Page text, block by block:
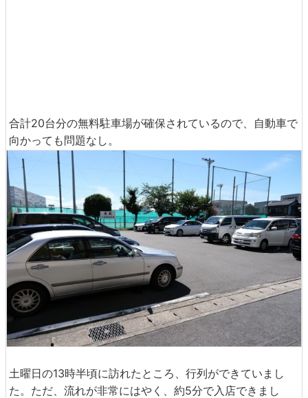
合計20台分の無料駐車場が確保されているので、自動車で
向かっても問題なし。
土曜日の13時半頃に訪れたところ、行列ができていまし
た。ただ、流れが非常にはやく、約5分で入店できまし